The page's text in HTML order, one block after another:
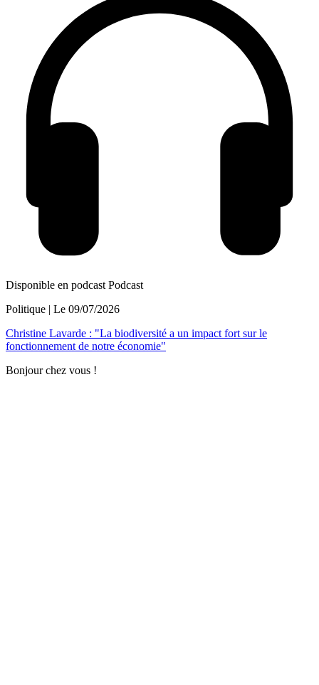
Disponible en podcast Podcast
Politique | Le 09/07/2026
Christine Lavarde : "La biodiversité a un impact fort sur le
fonctionnement de notre économie"
Bonjour chez vous !